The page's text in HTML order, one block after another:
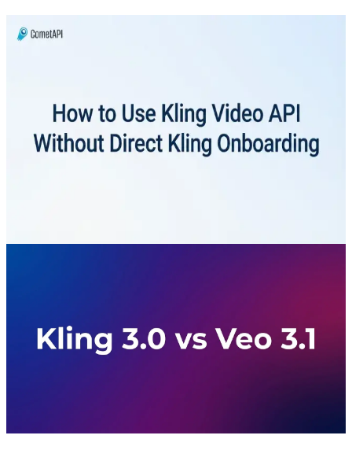
Aug 4, 2026
วิธีใช้ Kling API โดยไม่ต้องผ่านการออ
นบอร์ดกับ Kling โดยตรง: คู่มือปี 2026